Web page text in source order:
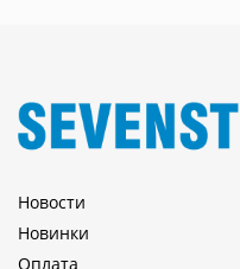
Новости
Новинки
Оплата